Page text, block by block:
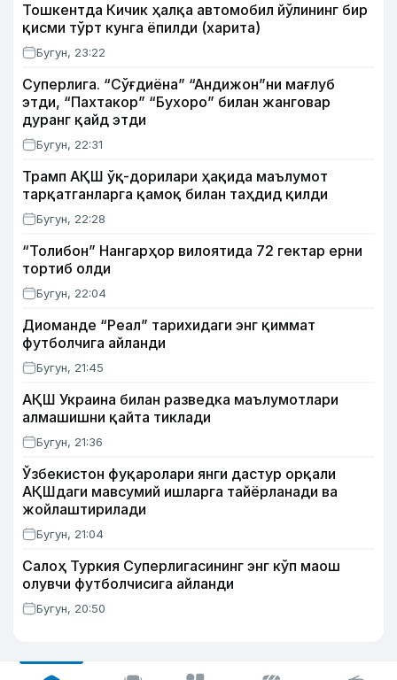
Тошкентда Кичик ҳалқа автомобил йўлининг бир
қисми тўрт кунга ёпилди (харита)
Бугун, 23:22
Суперлига. “Сўғдиёна” “Андижон”ни мағлуб
этди, “Пахтакор” “Бухоро” билан жанговар
дуранг қайд этди
Бугун, 22:31
Трамп АҚШ ўқ-дорилари ҳақида маълумот
тарқатганларга қамоқ билан таҳдид қилди
Бугун, 22:28
“Толибон” Нангарҳор вилоятида 72 гектар ерни
тортиб олди
Бугун, 22:04
Диоманде “Реал” тарихидаги энг қиммат
футболчига айланди
Бугун, 21:45
АҚШ Украина билан разведка маълумотлари
алмашишни қайта тиклади
Бугун, 21:36
Ўзбекистон фуқаролари янги дастур орқали
АҚШдаги мавсумий ишларга тайёрланади ва
жойлаштирилади
Бугун, 21:04
Салоҳ Туркия Суперлигасининг энг кўп маош
олувчи футболчисига айланди
Бугун, 20:50